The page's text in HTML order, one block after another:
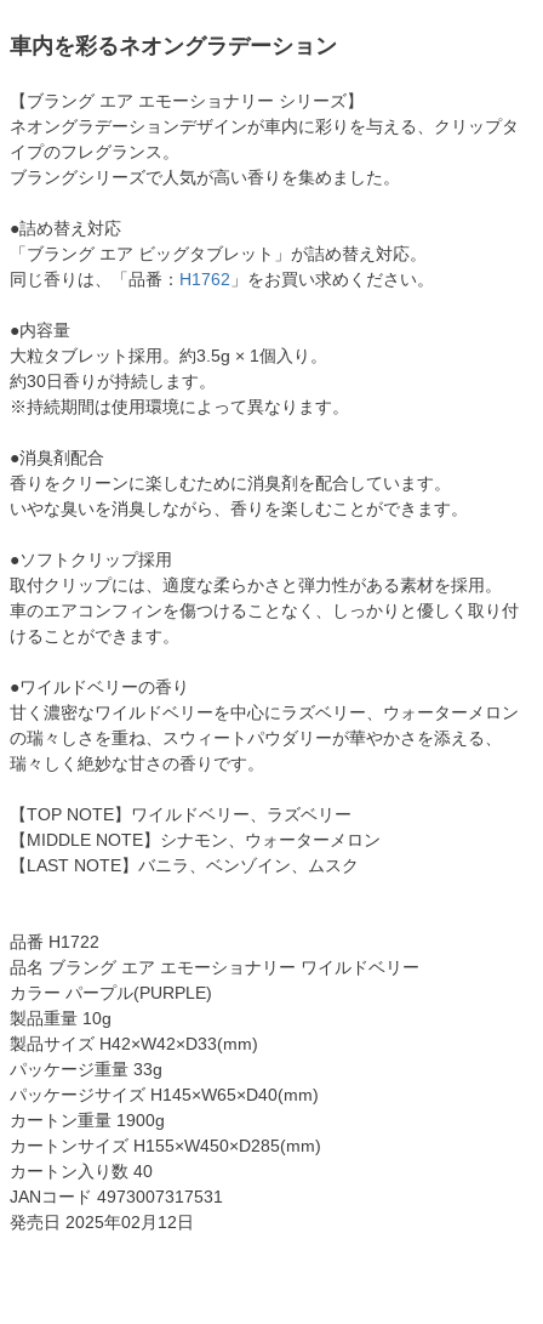
車内を彩るネオングラデーション
【ブラング エア エモーショナリー シリーズ】
ネオングラデーションデザインが車内に彩りを与える、クリップタ
イプのフレグランス。
ブラングシリーズで人気が高い香りを集めました。
●詰め替え対応
「ブラング エア ビッグタブレット」が詰め替え対応。
同じ香りは、「品番： H1762 」をお買い求めください。
●内容量
大粒タブレット採用。約3.5g × 1個入り。
約30日香りが持続します。
※持続期間は使用環境によって異なります。
●消臭剤配合
香りをクリーンに楽しむために消臭剤を配合しています。
いやな臭いを消臭しながら、香りを楽しむことができます。
●ソフトクリップ採用
取付クリップには、適度な柔らかさと弾力性がある素材を採用。
車のエアコンフィンを傷つけることなく、しっかりと優しく取り付
けることができます。
●ワイルドベリーの香り
甘く濃密なワイルドベリーを中心にラズベリー、ウォーターメロン
の瑞々しさを重ね、スウィートパウダリーが華やかさを添える、
瑞々しく絶妙な甘さの香りです。
【TOP NOTE】ワイルドベリー、ラズベリー
【MIDDLE NOTE】シナモン、ウォーターメロン
【LAST NOTE】バニラ、ベンゾイン、ムスク
品番 H1722
品名 ブラング エア エモーショナリー ワイルドベリー
カラー パープル(PURPLE)
製品重量 10g
製品サイズ H42×W42×D33(mm)
パッケージ重量 33g
パッケージサイズ H145×W65×D40(mm)
カートン重量 1900g
カートンサイズ H155×W450×D285(mm)
カートン入り数 40
JANコード 4973007317531
発売日 2025年02月12日